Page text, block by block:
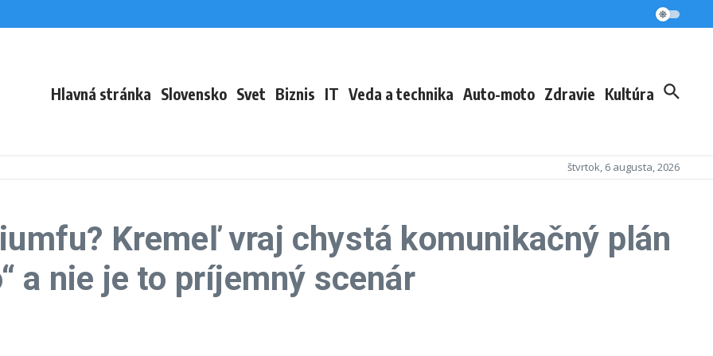
na festivale sa tak otvorí téma ženského zdravia
Hlavná stránka Slovensko Svet Biznis IT Veda a technika Auto-moto Zdravie Kultúra
štvrtok, 6 augusta, 2026
Kremeľ vraj chystá komunikačný plán
a nie je to príjemný scenár